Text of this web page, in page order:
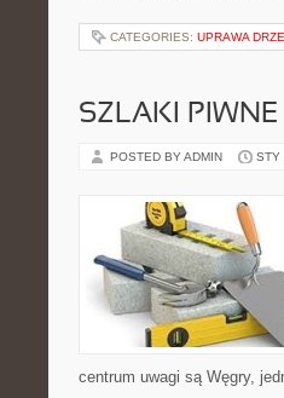
CATEGORIES: UPRAWA
SZLAKI PIWNE
POSTED BY ADMIN STY
centrum uwagi są Węgry,